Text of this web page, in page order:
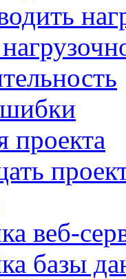
проекта
веб-
базы